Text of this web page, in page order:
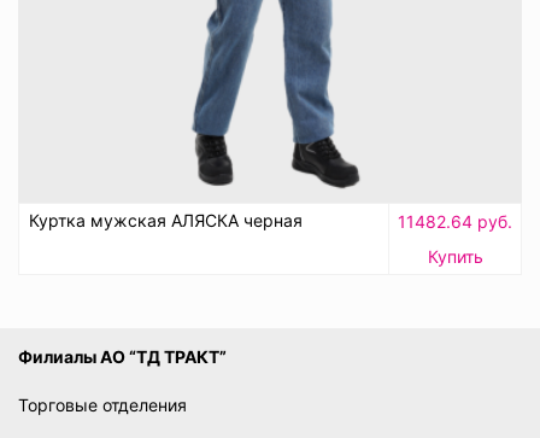
Куртка мужская АЛЯСКА черная
11482.64 руб.
Купить
Филиалы АО “ТД ТРАКТ”
Торговые отделения